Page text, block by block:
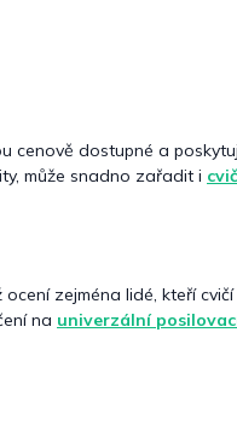
cenově dostupné a
může snadno zařadit i
zejména lidé, kteří
na univerzální